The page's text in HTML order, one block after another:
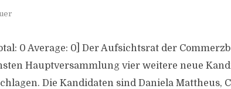
0 Average: 0] Der Aufsichtsrat der
Hauptversammlung vier weitere neue
Die Kandidaten sind Daniela Mattheus,